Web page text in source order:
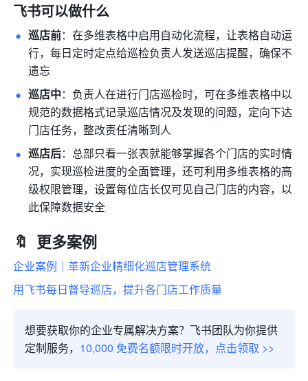
飞书可以做什么
巡店前：在多维表格中启用自动化流程，让表格自动运
行，每日定时定点给巡检负责人发送巡店提醒，确保不
遗忘
巡店中：负责人在进行门店巡检时，可在多维表格中以
规范的数据格式记录巡店情况及发现的问题，定向下达
门店任务，整改责任清晰到人
巡店后：总部只看一张表就能够掌握各个门店的实时情
况，实现巡检进度的全面管理，还可利用多维表格的高
级权限管理，设置每位店长仅可见自己门店的内容，以
此保障数据安全
🔖 更多案例
企业案例｜革新企业精细化巡店管理系统
用飞书每日督导巡店，提升各门店工作质量
想要获取你的企业专属解决方案？飞书团队为你提供
定制服务， 10,000 免费名额限时开放，点击领取 >>